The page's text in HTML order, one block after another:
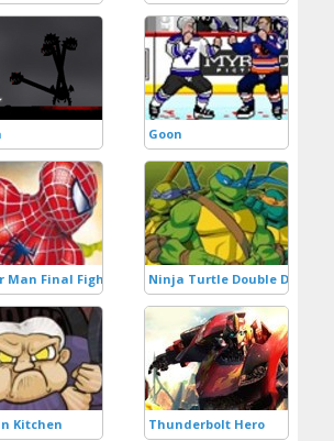
Goon
Man Final Fight Ninja Turtle Double Dragons
Kitchen Thunderbolt Hero